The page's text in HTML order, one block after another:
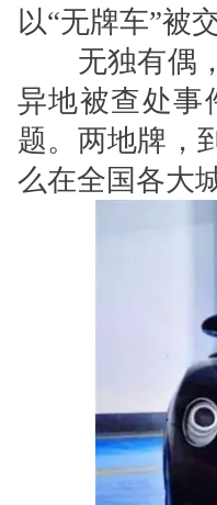
以“无牌车”被
无独有偶，
异地被查处事
题。两地牌，
么在全国各大